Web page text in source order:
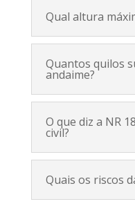
Qual altura
Quantos quilos
andaime?
O que diz a NR
civil?
Quais os riscos